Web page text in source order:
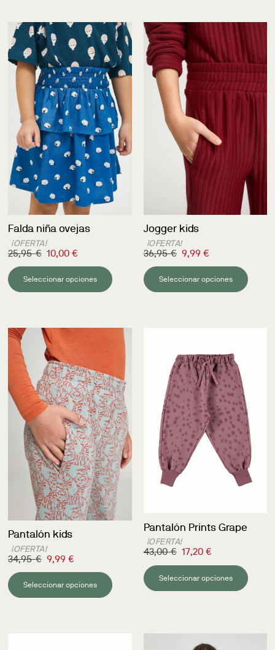
¡OFERTA!
Falda niña ovejas
25,95€ 10,00 €
Seleccionar opciones
¡OFERTA!
Jogger kids
36,95€ 9,99 €
Seleccionar opciones
¡OFERTA!
Pantalón kids
34,95€ 9,99 €
Seleccionar opciones
¡OFERTA!
Pantalón Prints Grape
43,00€ 17,20 €
Seleccionar opciones